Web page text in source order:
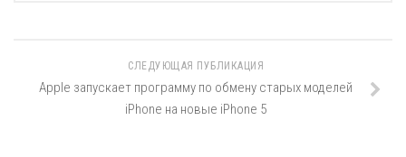
СЛЕДУЮЩАЯ ПУБЛИКАЦИЯ
Apple запускает программу по обмену старых моделей
iPhone на новые iPhone 5